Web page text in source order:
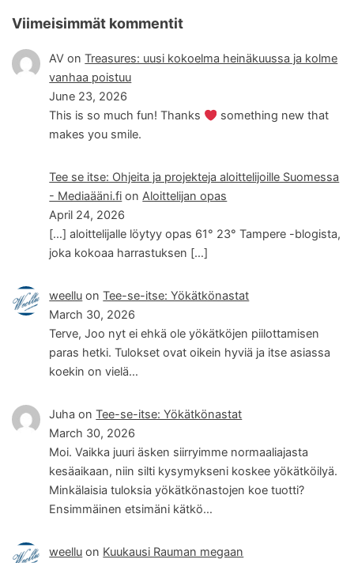
Viimeisimmät kommentit
AV onTreasures: uusi kokoelma heinäkuussa ja kolme
vanhaa poistuu
June 23, 2026
This is so much fun! Thanks
something new that
makes you smile.
Tee se itse: Ohjeita ja projekteja aloittelijoille Suomessa
- Mediaääni.fi onAloittelijan opas
April 24, 2026
[…] aloittelijalle löytyy opas 61° 23° Tampere -blogista,
joka kokoaa harrastuksen […]
weellu onTee-se-itse: Yökätkönastat
March 30, 2026
Terve, Joo nyt ei ehkä ole yökätköjen piilottamisen
paras hetki. Tulokset ovat oikein hyviä ja itse asiassa
koekin on vielä…
Juha onTee-se-itse: Yökätkönastat
March 30, 2026
Moi. Vaikka juuri äsken siirryimme normaaliajasta
kesäaikaan, niin silti kysymykseni koskee yökätköilyä.
Minkälaisia tuloksia yökätkönastojen koe tuotti?
Ensimmäinen etsimäni kätkö…
weellu on Kuukausi Rauman megaan